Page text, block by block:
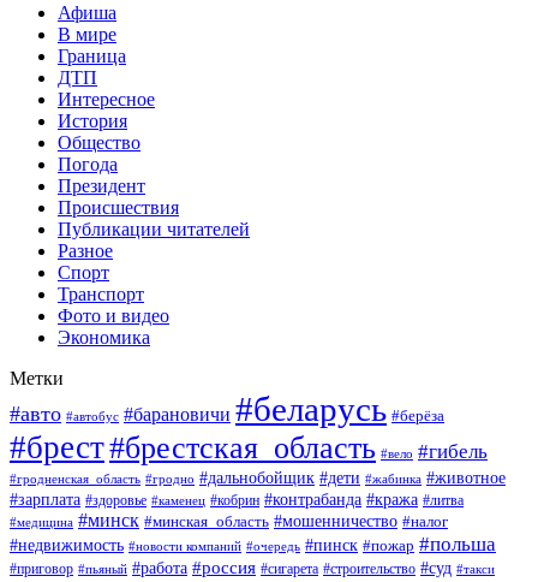
Афиша
В мире
Граница
ДТП
Интересное
История
Общество
Погода
Президент
Происшествия
Публикации читателей
Разное
Спорт
Транспорт
Фото и видео
Экономика
Метки
#авто #автобус #барановичи #беларусь #берёза
#брест#брестская_область #вело #гибель
#гродненская_область #гродно #дальнобойщик #дети #жабинка #животное
#зарплата #здоровье #каменец #кобрин #контрабанда #кража #литва
#медицина #минск #минская_область #мошенничество #налог
#недвижимость #новости компаний #очередь #пинск #пожар #польша
#приговор #пьяный #работа #россия #сигарета #строительство #суд #такси